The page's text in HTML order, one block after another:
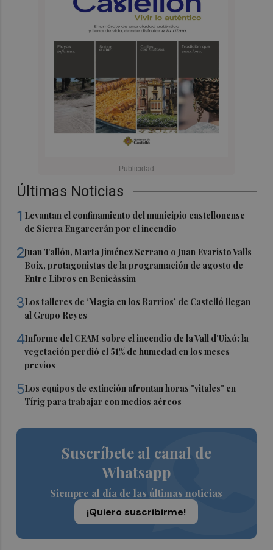
Últimas Noticias
1 Levantan el confinamiento del municipio castellonense
de Sierra Engarcerán por el incendio
2Juan Tallón, Marta Jiménez Serrano o Juan Evaristo Valls
Boix, protagonistas de la programación de agosto de
Entre Libros en Benicàssim
3Los talleres de ‘Magia en los Barrios’ de Castelló llegan
al Grupo Reyes
4Informe del CEAM sobre el incendio de la Vall d'Uixó: la
vegetación perdió el 51% de humedad en los meses
previos
5Los equipos de extinción afrontan horas "vitales" en
Tírig para trabajar con medios aéreos
Suscríbete al canal de
Whatsapp
Siempre al día de las últimas noticias
¡Quiero suscribirme!